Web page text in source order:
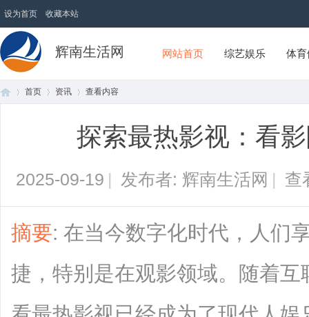
设为首页 收藏本站
辉南生活网 网站首页 综艺娱乐 体
首页 资讯 查看内容
探索最热影视：看
2025-09-19 | 发布者: 辉南生活网 | 查
摘要: 在当今数字化时代，人们
捷，特别是在观影领域。随着